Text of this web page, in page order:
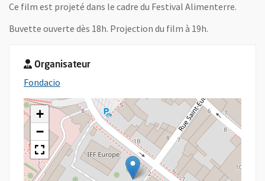
Ce film est projeté dans le cadre du Festival Alimenterre.
Buvette ouverte dès 18h. Projection du film à 19h.
Organisateur
Fondacio
+
−